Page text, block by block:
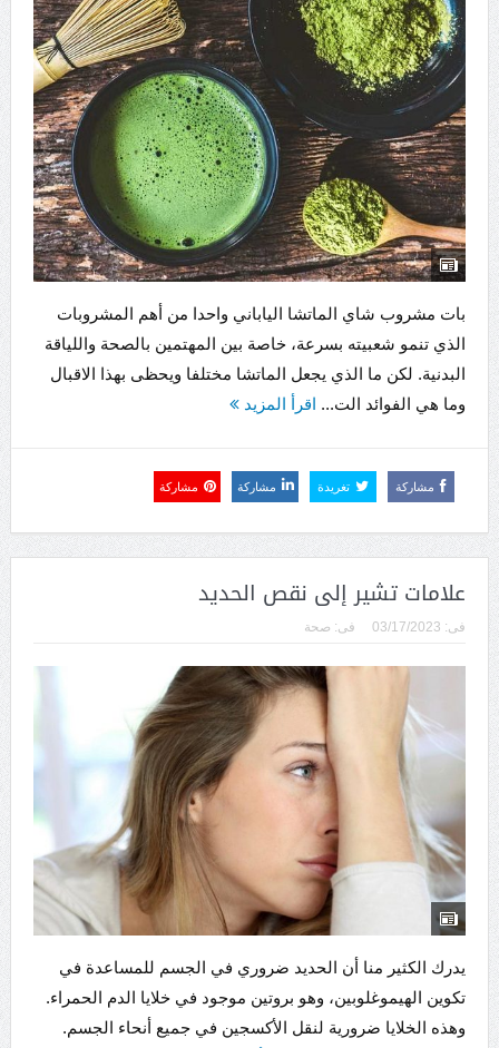
بات مشروب شاي الماتشا الياباني واحدا من أهم المشروبات
الذي تنمو شعبيته بسرعة، خاصة بين المهتمين بالصحة واللياقة
البدنية. لكن ما الذي يجعل الماتشا مختلفا ويحظى بهذا الاقبال
وما هي الفوائد الت... اقرأ المزيد
مشاركة تغريدة مشاركة مشاركة
علامات تشير إلى نقص الحديد
فى: 03/17/2023 فى: صحة
يدرك الكثير منا أن الحديد ضروري في الجسم للمساعدة في
تكوين الهيموغلوبين، وهو بروتين موجود في خلايا الدم الحمراء.
وهذه الخلايا ضرورية لنقل الأكسجين في جميع أنحاء الجسم.